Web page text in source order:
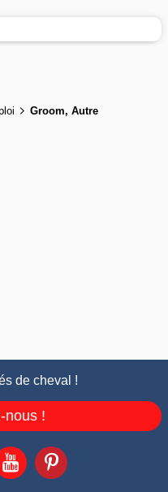
Groom, Autre
de cheval !
nous !